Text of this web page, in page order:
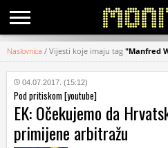
KATEGORIJE
HRVATSKI
WEB
Naslovnica / Vijesti koje imaju tag "Manfred
04.07.2017. (15:12)
Pod pritiskom [youtube]
EK: Očekujemo da
primijene arbitražu